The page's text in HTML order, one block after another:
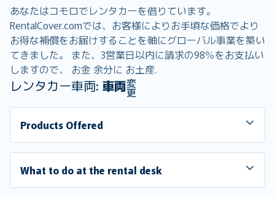
あなたはコモロでレンタカーを借りています。
RentalCover.comでは、お客様によりお手頃な価格でより
お得な補償をお届けすることを軸にグローバル事業を築い
てきました。 また、3営業日以内に請求の98％をお支払い
しますので、 お金 余分に お土産.
レンタカー車両: 車両変
更
Products Offered
What to do at the rental desk